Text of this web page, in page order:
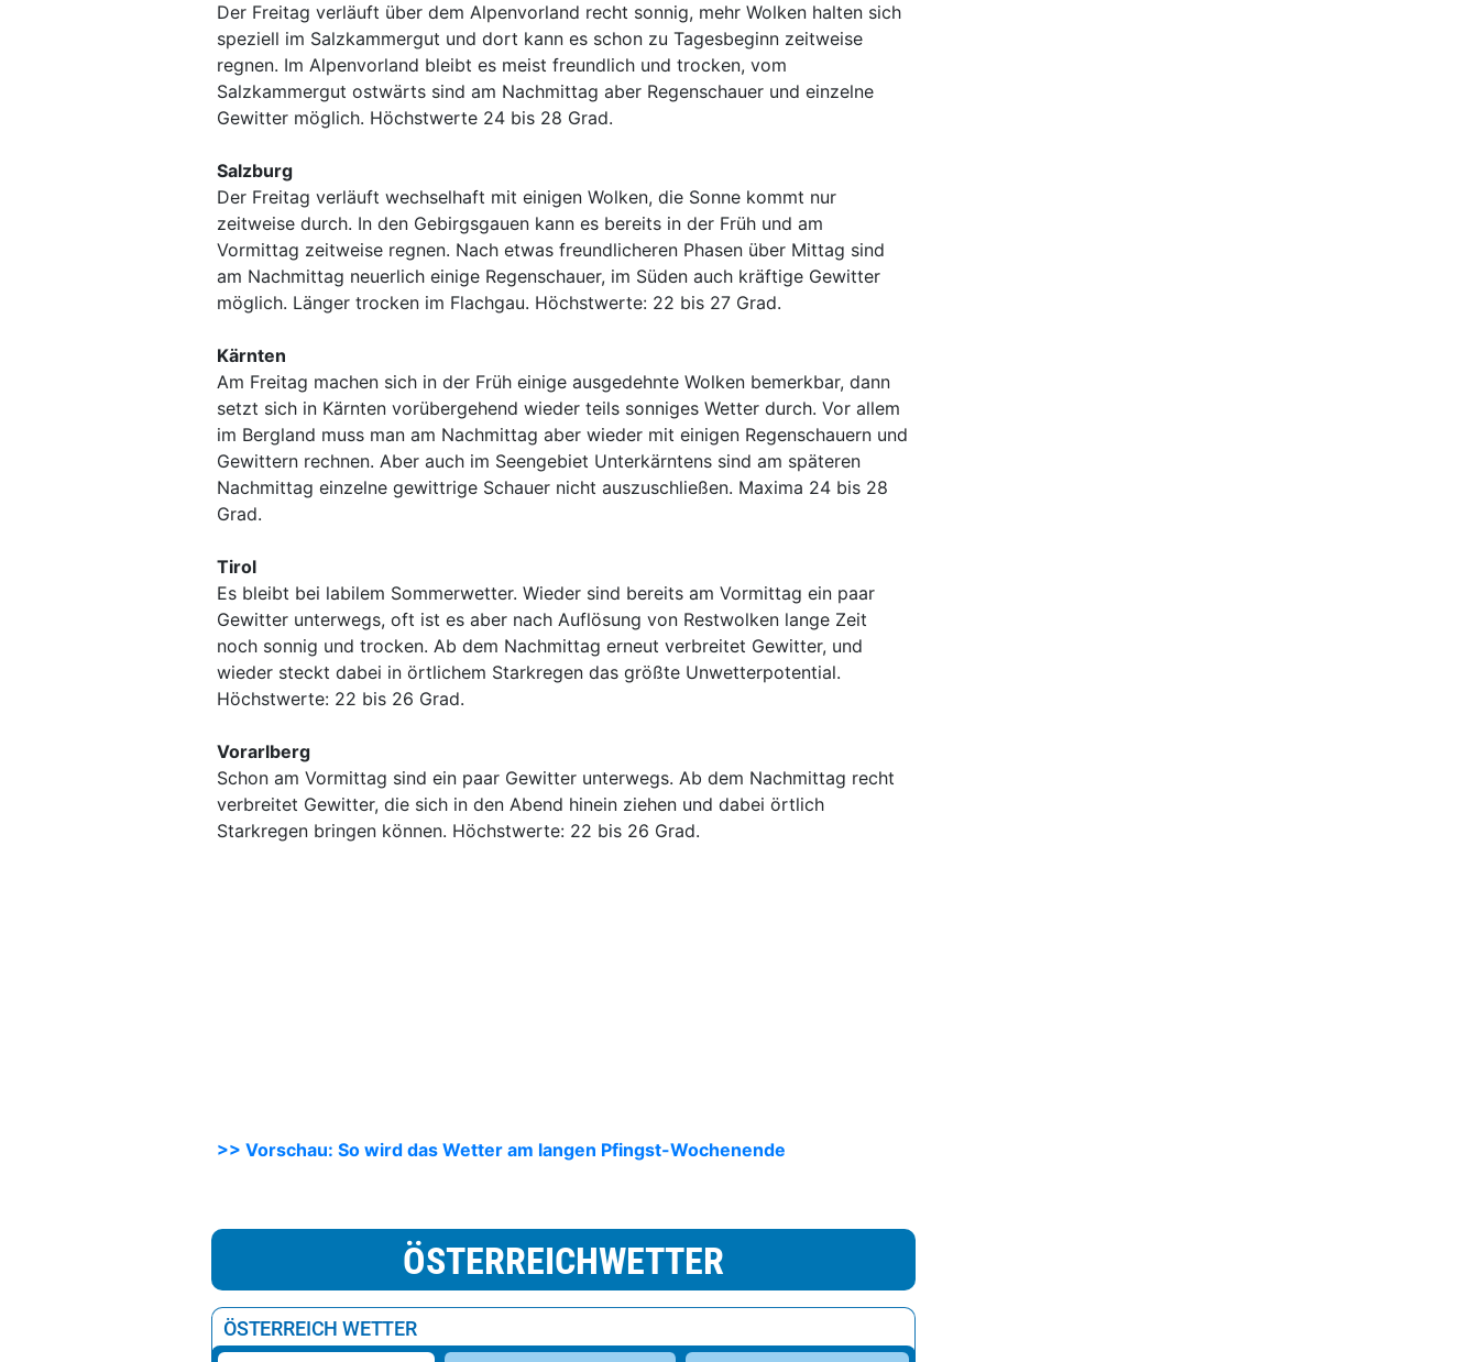
Der Freitag verläuft über dem Alpenvorland recht sonnig, mehr Wolken halten sich
speziell im Salzkammergut und dort kann es schon zu Tagesbeginn zeitweise
regnen. Im Alpenvorland bleibt es meist freundlich und trocken, vom
Salzkammergut ostwärts sind am Nachmittag aber Regenschauer und einzelne
Gewitter möglich. Höchstwerte 24 bis 28 Grad.
Salzburg
Der Freitag verläuft wechselhaft mit einigen Wolken, die Sonne kommt nur
zeitweise durch. In den Gebirgsgauen kann es bereits in der Früh und am
Vormittag zeitweise regnen. Nach etwas freundlicheren Phasen über Mittag sind
am Nachmittag neuerlich einige Regenschauer, im Süden auch kräftige Gewitter
möglich. Länger trocken im Flachgau. Höchstwerte: 22 bis 27 Grad.
Kärnten
Am Freitag machen sich in der Früh einige ausgedehnte Wolken bemerkbar, dann
setzt sich in Kärnten vorübergehend wieder teils sonniges Wetter durch. Vor allem
im Bergland muss man am Nachmittag aber wieder mit einigen Regenschauern und
Gewittern rechnen. Aber auch im Seengebiet Unterkärntens sind am späteren
Nachmittag einzelne gewittrige Schauer nicht auszuschließen. Maxima 24 bis 28
Grad.
Tirol
Es bleibt bei labilem Sommerwetter. Wieder sind bereits am Vormittag ein paar
Gewitter unterwegs, oft ist es aber nach Auflösung von Restwolken lange Zeit
noch sonnig und trocken. Ab dem Nachmittag erneut verbreitet Gewitter, und
wieder steckt dabei in örtlichem Starkregen das größte Unwetterpotential.
Höchstwerte: 22 bis 26 Grad.
Vorarlberg
Schon am Vormittag sind ein paar Gewitter unterwegs. Ab dem Nachmittag recht
verbreitet Gewitter, die sich in den Abend hinein ziehen und dabei örtlich
Starkregen bringen können. Höchstwerte: 22 bis 26 Grad.
>> Vorschau: So wird das Wetter am langen Pfingst-Wochenende
ÖSTERREICHWETTER
ÖSTERREICH WETTER